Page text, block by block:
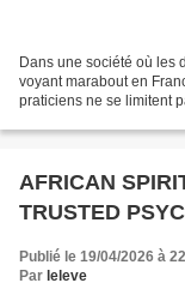
Dans une société où les
voyant marabout en
praticiens ne se limitent
AFRICAN
TRUSTED
Publié le 19/04/2026 à
Par leleve